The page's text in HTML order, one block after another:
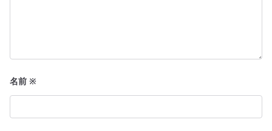
名前※